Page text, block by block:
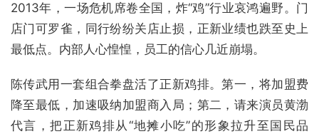
2013年，一场危机席卷全国，炸“鸡”行业哀鸿遍野。门
店门可罗雀，同行纷纷关店止损，正新业绩也跌至史上
最低点。内部人心惶惶，员工的信心几近崩塌。
陈传武用一套组合拳盘活了正新鸡排。第一，将加盟费
降至最低，加速吸纳加盟商入局；第二，请来演员黄渤
代言，把正新鸡排从“地摊小吃”的形象拉升至国民品